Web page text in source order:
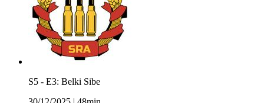
S5 - E3: Belki Sibe